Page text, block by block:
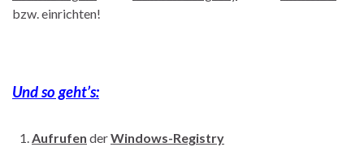
bzw. einrichten!
Und so geht’s:
Aufrufen derWindows-Registry